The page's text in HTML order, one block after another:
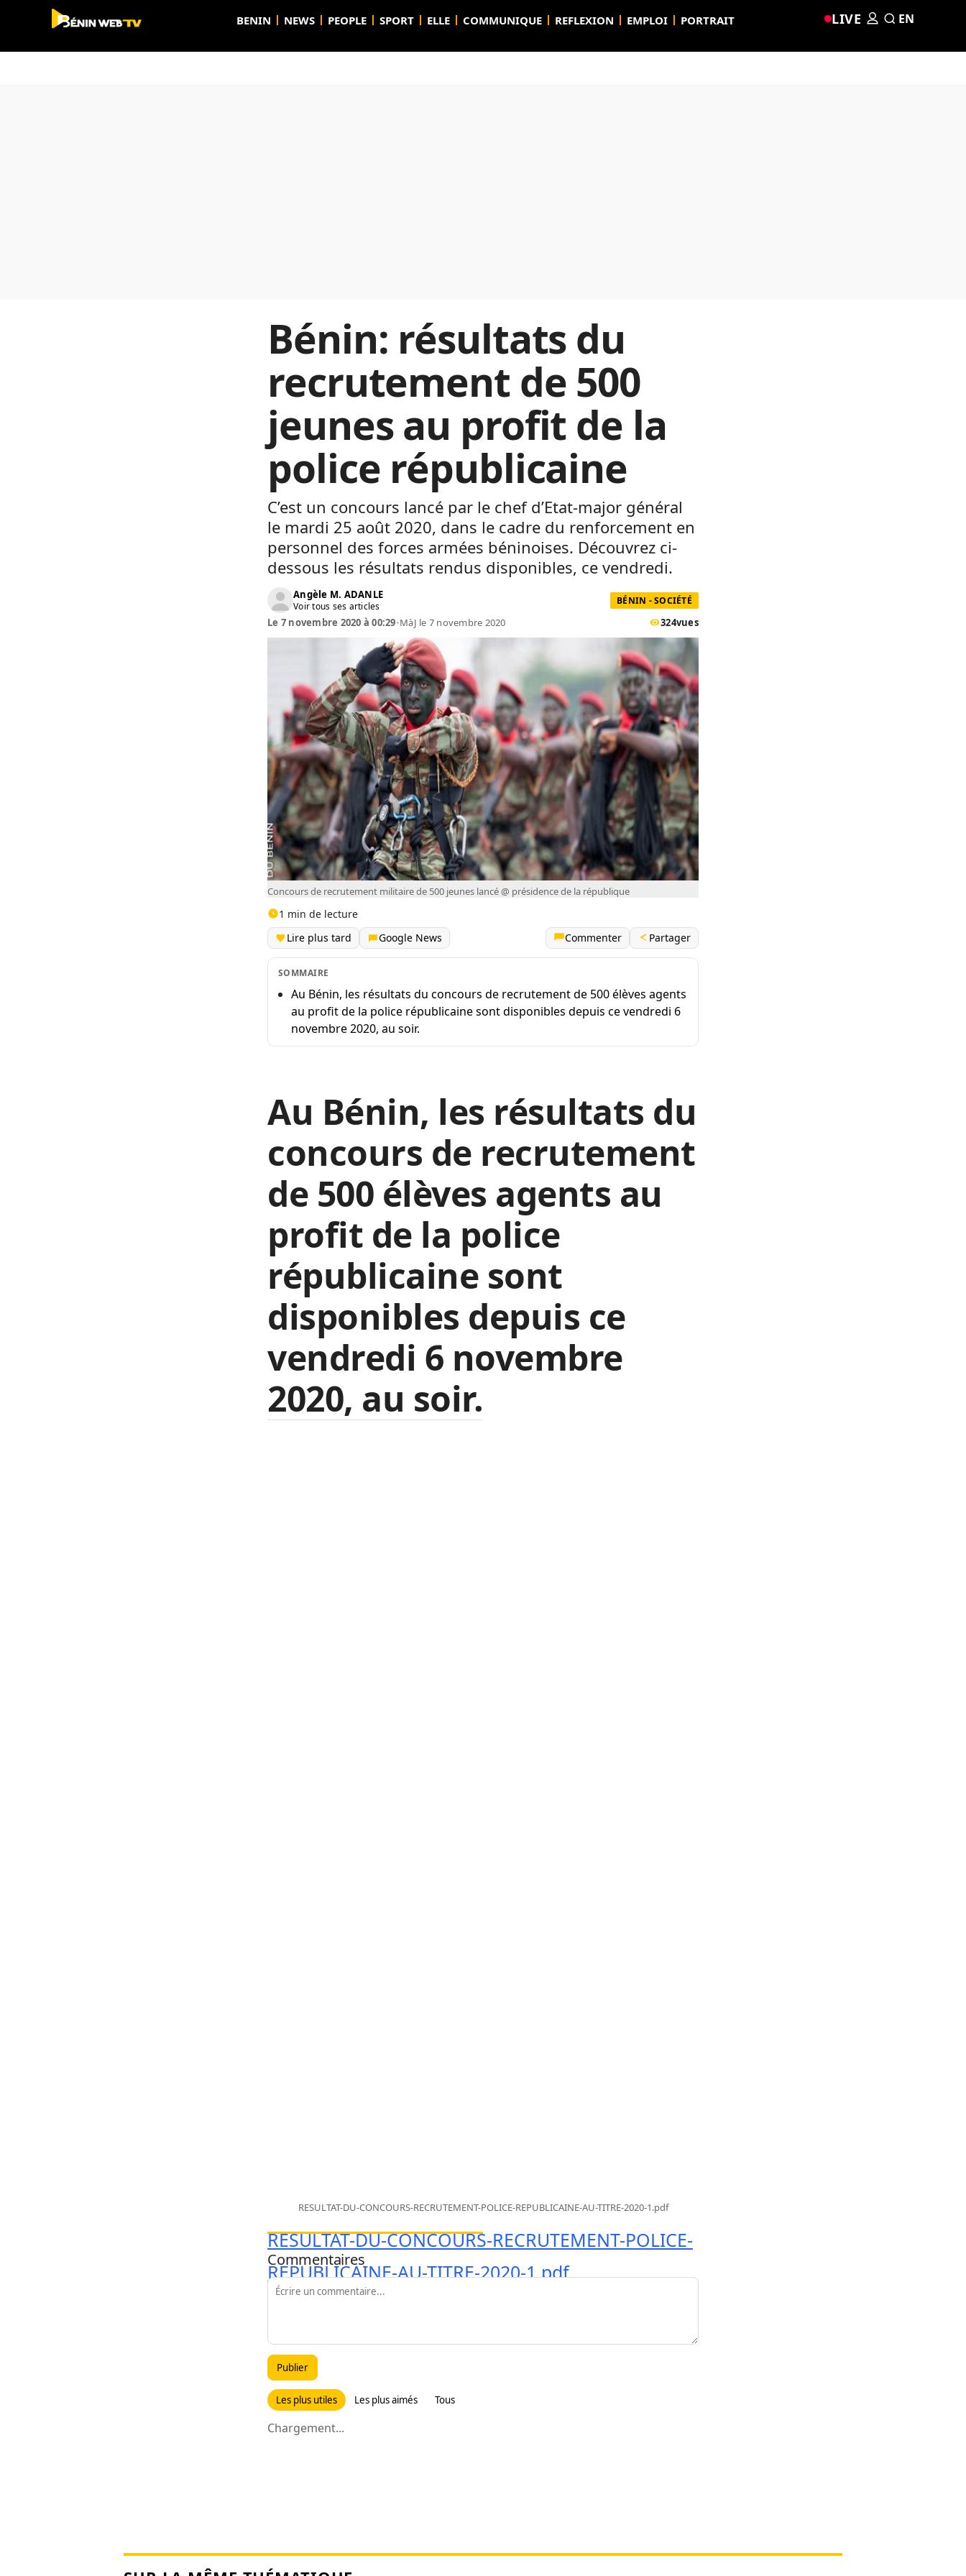
BENIN NEWS PEOPLE SPORT ELLE COMMUNIQUE REFLEXION EMPLOI PORTRAIT LIVE EN
Bénin: résultats du
recrutement de 500
jeunes au profit de la
police républicaine
C’est un concours lancé par le chef d’Etat-major général
le mardi 25 août 2020, dans le cadre du renforcement en
personnel des forces armées béninoises. Découvrez ci-
dessous les résultats rendus disponibles, ce vendredi.
Angèle M. ADANLE
Voir tous ses articles BÉNIN - SOCIÉTÉ
Le 7 novembre 2020 à 00:29•MàJ le 7 novembre 2020 324vues
Concours de recrutement militaire de 500 jeunes lancé @ présidence de la république
1 min de lecture
Lire plus tard
Google News Commenter Partager
SOMMAIRE
Au Bénin, les résultats du concours de recrutement de 500 élèves agents
au profit de la police républicaine sont disponibles depuis ce vendredi 6
novembre 2020, au soir.
Au Bénin, les résultats du
concours de recrutement
de 500 élèves agents au
profit de la police
républicaine sont
disponibles depuis ce
vendredi 6 novembre
2020, au soir.
RESULTAT-DU-CONCOURS-RECRUTEMENT-POLICE-
REPUBLICAINE-AU-TITRE-2020-1.pdf
RESULTAT-DU-CONCOURS-RECRUTEMENT-POLICE-REPUBLICAINE-AU-TITRE-2020-1.pdf
Commentaires
Publier
Les plus utiles Les plus aimés Tous
Chargement...